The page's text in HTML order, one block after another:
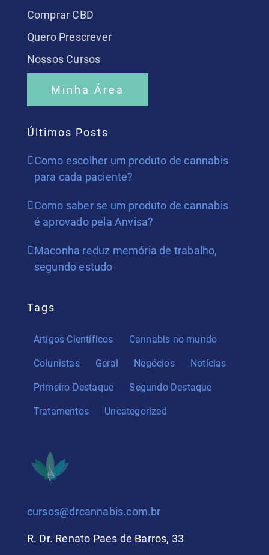
Comprar CBD
Quero Prescrever
Nossos Cursos
Minha Área
Últimos Posts
Como escolher um produto de cannabis
para cada paciente?
Como saber se um produto de cannabis
é aprovado pela Anvisa?
Maconha reduz memória de trabalho,
segundo estudo
Tags
Artigos Científicos Cannabis no mundo
Colunistas Geral Negócios Notícias
Primeiro Destaque Segundo Destaque
Tratamentos Uncategorized
cursos@drcannabis.com.br
R. Dr. Renato Paes de Barros, 33